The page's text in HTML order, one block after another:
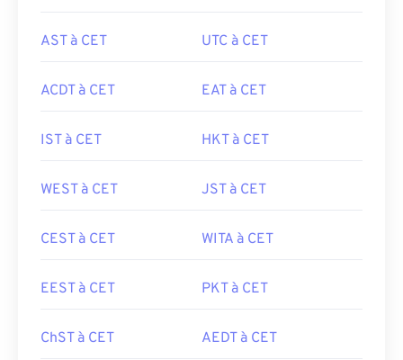
AST à CET UTC à CET
ACDT à CET EAT à CET
IST à CET HKT à CET
WEST à CET JST à CET
CEST à CET WITA à CET
EEST à CET PKT à CET
ChST à CET AEDT à CET